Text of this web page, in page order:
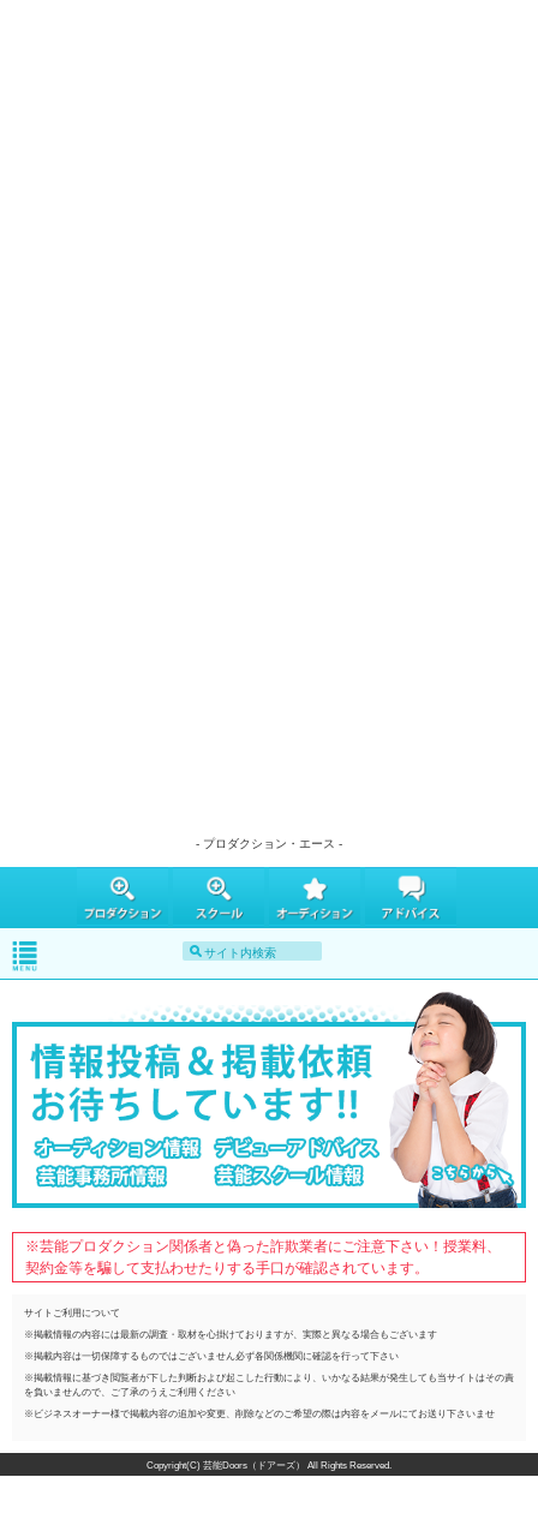
- プロダクション・エース -
※芸能プロダクション関係者と偽った詐欺業者にご注意下さい！授業料、
契約金等を騙して支払わせたりする手口が確認されています。
サイトご利用について
※掲載情報の内容には最新の調査・取材を心掛けておりますが、実際と異なる場合もございます
※掲載内容は一切保障するものではございません必ず各関係機関に確認を行って下さい
※掲載情報に基づき閲覧者が下した判断および起こした行動により、いかなる結果が発生しても当サイトはその責
を負いませんので、ご了承のうえご利用ください
※ビジネスオーナー様で掲載内容の追加や変更、削除などのご希望の際は内容をメールにてお送り下さいませ
Copyright(C) 芸能Doors（ドアーズ） All Rights Reserved.